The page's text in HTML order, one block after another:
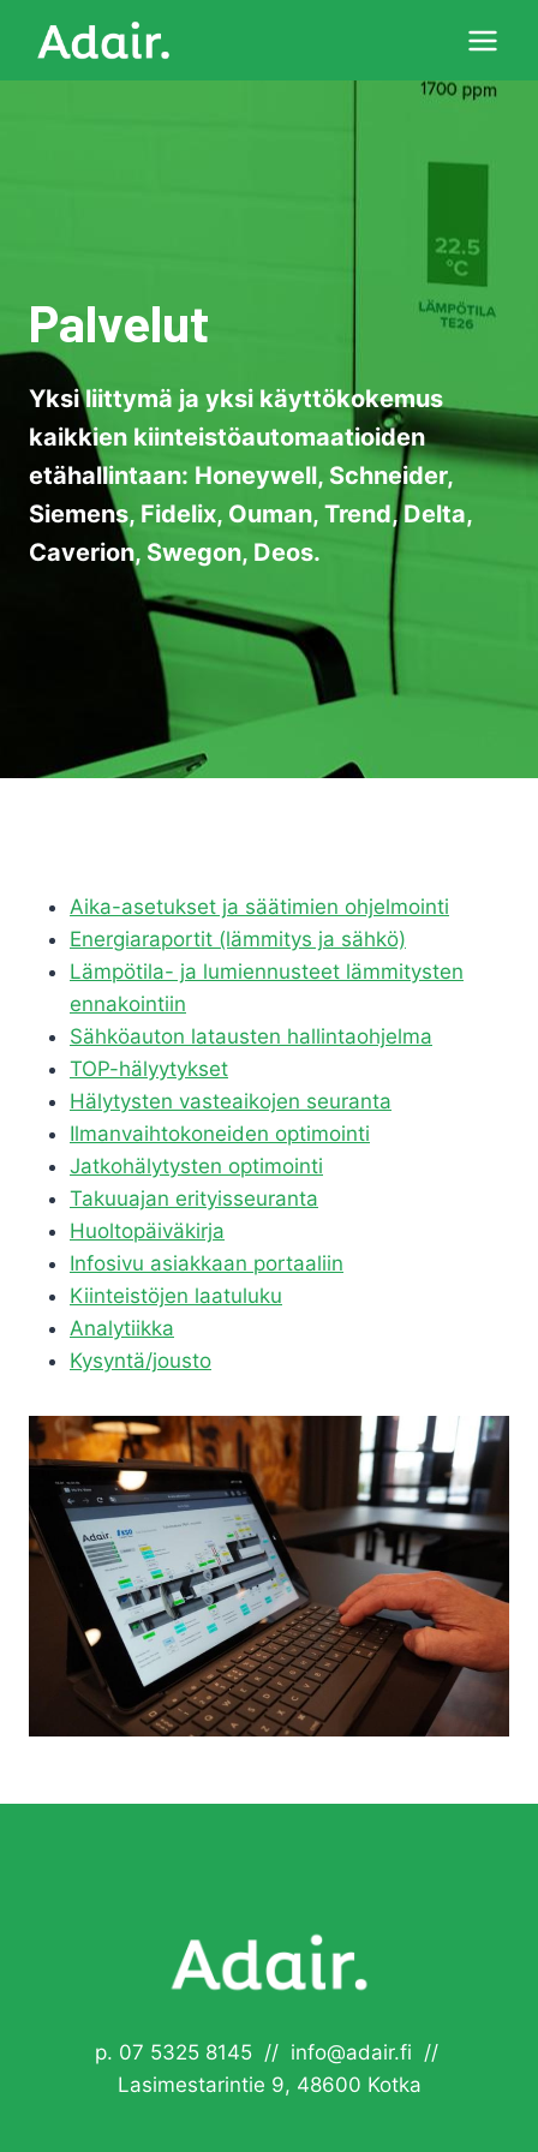
sisältöön
Palvelut
Yksi liittymä ja yksi käyttökokemus
kaikkien kiinteistöautomaatioiden
etähallintaan: Honeywell, Schneider,
Siemens, Fidelix, Ouman, Trend, Delta,
Caverion, Swegon, Deos.
Aika-asetukset ja säätimien ohjelmointi
Energiaraportit (lämmitys ja sähkö)
Lämpötila- ja lumiennusteet lämmitysten
ennakointiin
Sähköauton latausten hallintaohjelma
TOP-hälyytykset
Hälytysten vasteaikojen seuranta
Ilmanvaihtokoneiden optimointi
Jatkohälytysten optimointi
Takuuajan erityisseuranta
Huoltopäiväkirja
Infosivu asiakkaan portaaliin
Kiinteistöjen laatuluku
Analytiikka
Kysyntä/jousto
p. 07 5325 8145 // info@adair.fi //
Lasimestarintie 9, 48600 Kotka